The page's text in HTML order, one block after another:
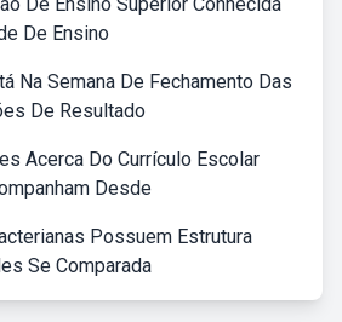
De Ensino
Na Semana De Fechamento Das
De Resultado
Acerca Do Currículo Escolar
Desde
Possuem Estrutura
Se Comparada